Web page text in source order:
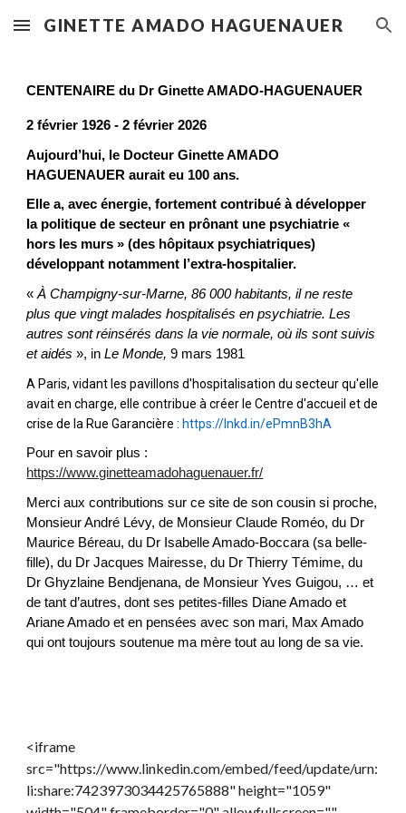
Skip to main content Skip to navigation
GINETTE AMADO HAGUENAUER
CENTENAIRE du Dr Ginette AMADO-HAGUENAUER
2 février 1926 - 2 février 2026
Aujourd’hui, le Docteur Ginette AMADO
HAGUENAUER aurait eu 100 ans.
Elle a, avec énergie, fortement contribué à développer
la politique de secteur en prônant une psychiatrie «
hors les murs » (des hôpitaux psychiatriques)
développant notamment l’extra-hospitalier.
«À Champigny-sur-Marne, 86 000 habitants, il ne reste
plus que vingt malades hospitalisés en psychiatrie. Les
autres sont réinsérés dans la vie normale, où ils sont suivis
et aidés», inLe Monde, 9 mars 1981
A Paris, vidant les pavillons d'hospitalisation du secteur qu'elle
avait en charge, elle contribue à créer le Centre d'accueil et de
crise de la Rue Garancière : https://lnkd.in/ePmnB3hA
Pour en savoir plus :
https://www.ginetteamadohaguenauer.fr/
Merci aux contributions sur ce site de son cousin si proche,
Monsieur André Lévy, de Monsieur Claude Roméo, du Dr
Maurice Béreau, du Dr Isabelle Amado-Boccara (sa belle-
fille), du Dr Jacques Mairesse, du Dr Thierry Témime, du
Dr Ghyzlaine Bendjenana, de Monsieur Yves Guigou, … et
de tant d’autres, dont ses petites-filles Diane Amado et
Ariane Amado et en pensées avec son mari, Max Amado
qui ont toujours soutenue ma mère tout au long de sa vie.
<iframe
src="https://www.linkedin.com/embed/feed/update/urn:
li:share:7423973034425765888" height="1059"